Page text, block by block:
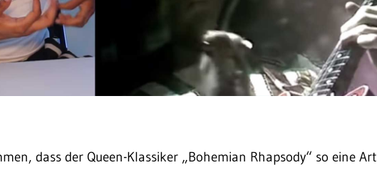
dass der Queen-Klassiker „Bohemian Rhapsody“ so eine Art